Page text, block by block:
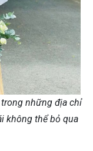
những địa chỉ
không thể bỏ qua